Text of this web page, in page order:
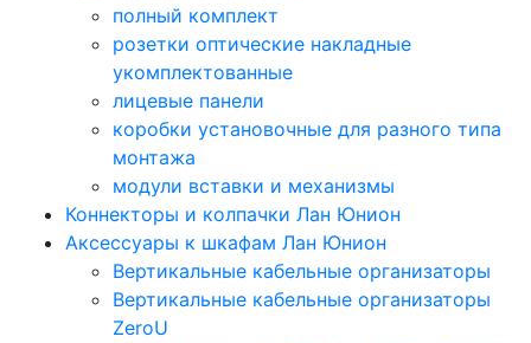
полный комплект
розетки оптические накладные
укомплектованные
лицевые панели
коробки установочные для разного типа
монтажа
модули вставки и механизмы
Коннекторы и колпачки Лан Юнион
Аксессуары к шкафам Лан Юнион
Вертикальные кабельные организаторы
Вертикальные кабельные организаторы
ZeroU